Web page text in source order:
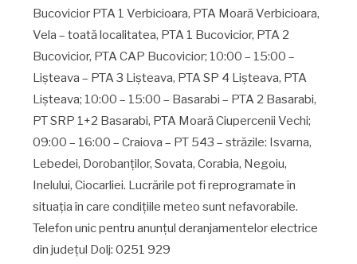
Bucovicior PTA 1 Verbicioara, PTA Moară Verbicioara,
Vela – toată localitatea, PTA 1 Bucovicior, PTA 2
Bucovicior, PTA CAP Bucovicior; 10:00 – 15:00 –
Lişteava – PTA 3 Lişteava, PTA SP 4 Lişteava, PTA
Lişteava; 10:00 – 15:00 – Basarabi – PTA 2 Basarabi,
PT SRP 1+2 Basarabi, PTA Moară Ciupercenii Vechi;
09:00 – 16:00 – Craiova – PT 543 – străzile: Isvarna,
Lebedei, Dorobanţilor, Sovata, Corabia, Negoiu,
Inelului, Ciocarliei. Lucrările pot fi reprogramate în
situaţia în care condiţiile meteo sunt nefavorabile.
Telefon unic pentru anunţul deranjamentelor electrice
din judeţul Dolj: 0251 929